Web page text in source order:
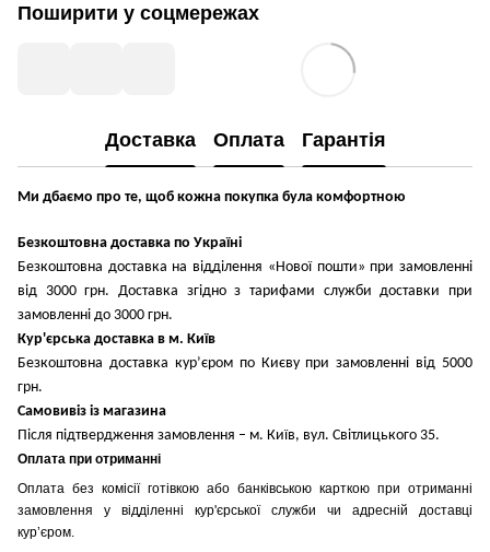
Поширити у соцмережах
Доставка Оплата Гарантія
Ми дбаємо про те, щоб кожна покупка була комфортною
Безкоштовна доставка по Україні
Безкоштовна доставка на відділення «Нової пошти» при замовленні
від 3000 грн. Доставка згідно з тарифами служби доставки при
замовленні до 3000 грн.
Кур'єрська доставка в м. Київ
Безкоштовна доставка кур’єром по Києву при замовленні від 5000
грн.
Самовивіз із магазина
Після підтвердження замовлення – м. Київ, вул. Світлицького 35.
Оплата при отриманні
Оплата без комісії готівкою або банківською карткою при отриманні
замовлення у відділенні кур'єрської служби чи адресній доставці
кур’єром.